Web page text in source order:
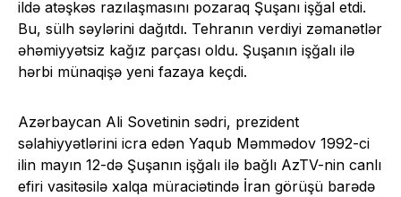
ildə atəşkəs razılaşmasını pozaraq Şuşanı işğal etdi.
Bu, sülh səylərini dağıtdı. Tehranın verdiyi zəmanətlər
əhəmiyyətsiz kağız parçası oldu. Şuşanın işğalı ilə
hərbi münaqişə yeni fazaya keçdi.
Azərbaycan Ali Sovetinin sədri, prezident
səlahiyyətlərini icra edən Yaqub Məmmədov 1992-ci
ilin mayın 12-də Şuşanın işğalı ilə bağlı AzTV-nin canlı
efiri vasitəsilə xalqa müraciətində İran görüşü barədə